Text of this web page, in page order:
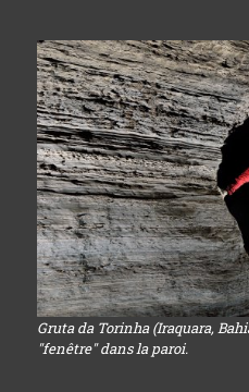
Gruta da Torinha (Iraquara,
"fenêtre" dans la paroi.